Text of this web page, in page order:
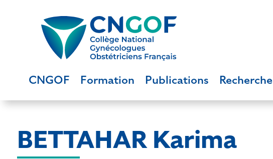
CNGOF Formation Publications Recherche
BETTAHAR Karima